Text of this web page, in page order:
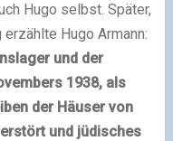
Hugo selbst. Später,
Hugo Armann:
und der
1938, als
der Häuser von
und jüdisches